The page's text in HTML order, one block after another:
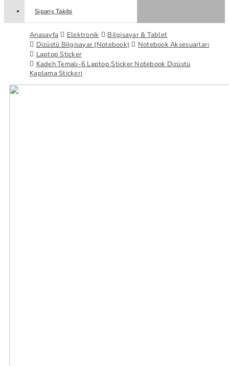
Sipariş Takibi
Anasayfa Elektronik
Bilgisayar & Tablet
Dizüstü Bilgisayar (Notebook)
Notebook Aksesuarları
Laptop Sticker
Kadeh Temalı-6 Laptop Sticker Notebook Dizüstü
Kaplama Stickeri